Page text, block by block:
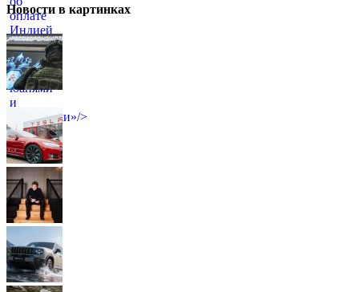
Новости в картинках